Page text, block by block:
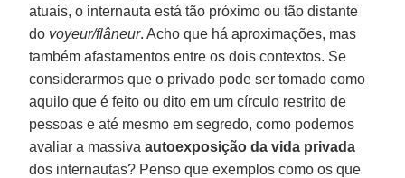
atuais, o internauta está tão próximo ou tão distante
do voyeur/flâneur. Acho que há aproximações, mas
também afastamentos entre os dois contextos. Se
considerarmos que o privado pode ser tomado como
aquilo que é feito ou dito em um círculo restrito de
pessoas e até mesmo em segredo, como podemos
avaliar a massivaautoexposição da vida privada
dos internautas? Penso que exemplos como os que